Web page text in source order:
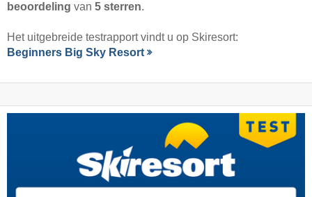
beoordeling van 5 sterren.
Het uitgebreide testrapport vindt u op Skiresort:
Beginners Big Sky Resort